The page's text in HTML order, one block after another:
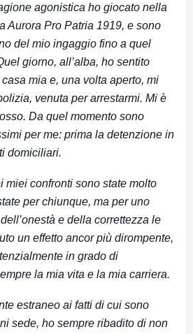
agonistica ho giocato nella
Aurora Pro Patria 1919, e sono
del mio ingaggio fino a quel
giorno, all’alba, ho sentito
mia e, una volta aperto, mi
venuta per arrestarmi. Mi è
Da quel momento sono
per me: prima la detenzione in
domiciliari.
miei confronti sono state molto
per chiunque, ma per uno
e della correttezza le
un effetto ancor più dirompente,
in grado di
la mia vita e la mia carriera.
estraneo ai fatti di cui sono
sede, ho sempre ribadito di non